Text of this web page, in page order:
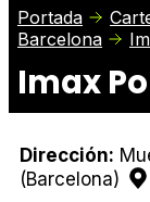
Críticas
Portada
Barcelona
Imax
Dirección:
(Barcelona)